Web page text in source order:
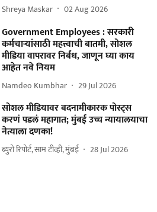
Shreya Maskar 02 Aug 2026
Government Employees : सरकारी
कर्मचाऱ्यांसाठी महत्त्वाची बातमी, सोशल
मीडिया वापरावर निर्बंध, जाणून घ्या काय
आहेत नवे नियम
Namdeo Kumbhar 29 Jul 2026
सोशल मीडियावर बदनामीकारक पोस्ट्स
करणं पडलं महागात; मुंबई उच्च न्यायालयाचा
नेत्याला दणका!
ब्युरो रिपोर्ट, साम टीव्ही, मुंबई 28 Jul 2026